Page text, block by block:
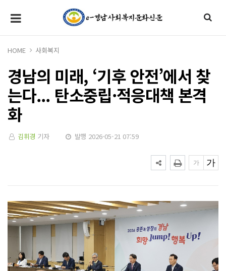
HOME 사회복지
경남의 미래, ‘기후 안전’에서 찾
는다... 탄소중립·적응대책 본격
화
김휘경 기자 발행 2026-05-21 07:59